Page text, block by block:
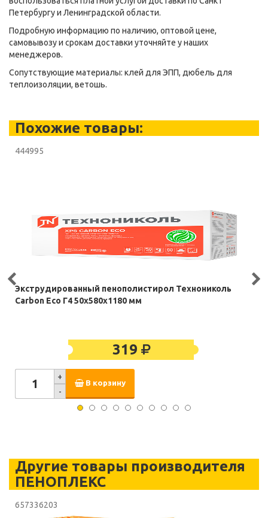
Петербургу и Ленинградской области.
Подробную информацию по наличию, оптовой цене,
самовывозу и срокам доставки уточняйте у наших
менеджеров.
Сопутствующие материалы: клей для ЭПП, дюбель для
теплоизоляции, ветошь.
Похожие товары:
444995
Экструдированный пенополистирол Технониколь
Carbon Eco Г4 50х580х1180 мм
319
+
-
В корзину
Другие товары производителя
ПЕНОПЛЕКС
657336203